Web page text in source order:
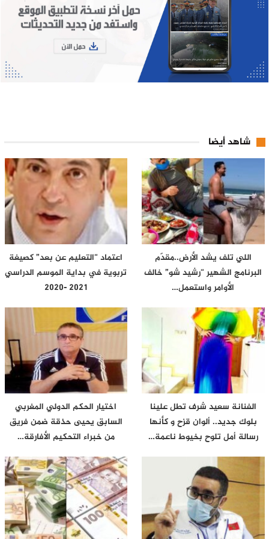
شاهد أيضا
اللي تلف يشد الأرض..مقدّم
البرنامج الشهير “رشيد شو” خالف
الأوامر واستعمل…
اعتماد “التعليم عن بعد” كصيغة
تربوية في بداية الموسم الدراسي
2021 -2020
الفنانة سعيد شرف تطل علينا
بلوك جديد.. ألوان قزح و كأنها
رسالة أمل تلوح بخيوط ناعمة…
اختيار الحكم الدولي المغربي
السابق يحيى حذقة ضمن فريق
من خبراء التحكيم الأفارقة…